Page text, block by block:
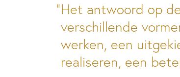
Het antwoord op
verschillende
werken, een
realiseren, een